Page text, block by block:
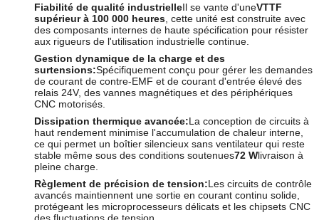
Fiabilité de qualité industrielleIl se vante d'uneVTTF
supérieur à 100 000 heures , cette unité est construite avec
des composants internes de haute spécification pour résister
aux rigueurs de l'utilisation industrielle continue.
Gestion dynamique de la charge et des
surtensions:Spécifiquement conçu pour gérer les demandes
de courant de contre-EMF et de courant d'entrée élevé des
relais 24V, des vannes magnétiques et des périphériques
CNC motorisés.
Dissipation thermique avancée:La conception de circuits à
haut rendement minimise l'accumulation de chaleur interne,
ce qui permet un boîtier silencieux sans ventilateur qui reste
stable même sous des conditions soutenues72 Wlivraison à
pleine charge.
Règlement de précision de tension:Les circuits de contrôle
avancés maintiennent une sortie en courant continu solide,
protégeant les microprocesseurs délicats et les chipsets CNC